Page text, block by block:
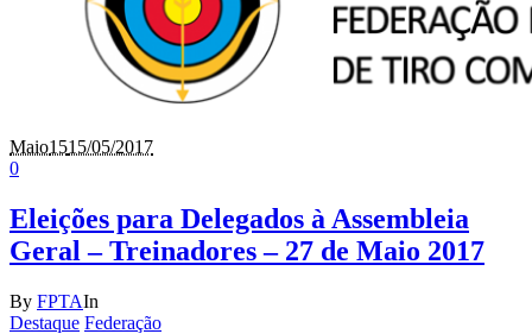
Maio1515/05/2017
0
Eleições para Delegados à Assembleia
Geral – Treinadores – 27 de Maio 2017
By FPTAIn
Destaque Federação